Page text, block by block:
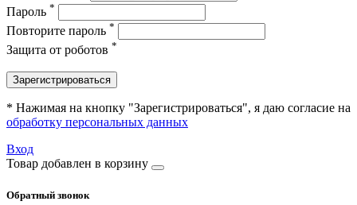
Пароль *
Повторите пароль *
Защита от роботов *
Зарегистрироваться
* Нажимая на кнопку "Зарегистрироваться", я даю согласие на
обработку персональных данных
Вход
Товар добавлен в корзину
Обратный звонок